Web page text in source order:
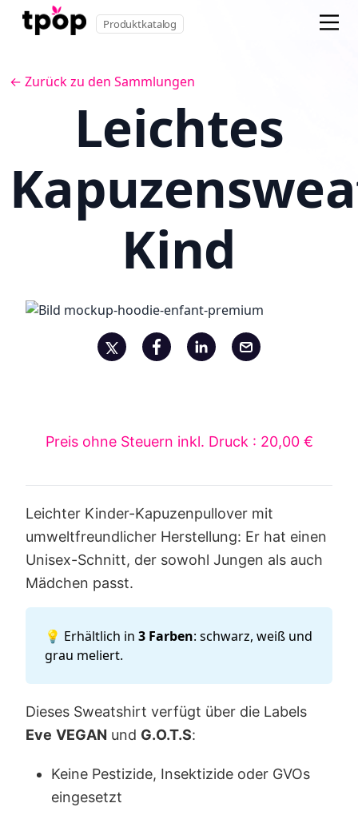
Produktkatalog
← Zurück zu den Sammlungen
Leichtes
Kind
Preis ohne Steuern inkl. Druck : 20,00 €
Leichter Kinder-Kapuzenpullover mit
umweltfreundlicher Herstellung: Er hat einen
Unisex-Schnitt, der sowohl Jungen als auch
Mädchen passt.
💡 Erhältlich in 3 Farben: schwarz, weiß und
grau meliert.
Dieses Sweatshirt verfügt über die Labels
Eve VEGAN und G.O.T.S:
Keine Pestizide, Insektizide oder GVOs
eingesetzt